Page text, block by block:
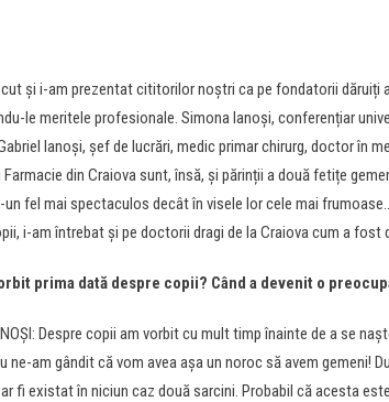
și i-am prezentat cititorilor noștri ca pe fondatorii dăruiți
le meritele profesionale. Simona Ianoși, conferențiar
Ianoși, șef de lucrări, medic primar chirurg, doctor în
din Craiova sunt, însă, și părinții a două fetițe
un fel mai spectaculos decât în visele lor cele mai
i-am întrebat și pe doctorii dragi de la Craiova cum a fost
prima dată despre copii? Când a devenit o
Despre copii am vorbit cu mult timp înainte de a se
ne-am gândit că vom avea așa un noroc să avem gemeni!
fi existat în niciun caz două sarcini. Probabil că acesta